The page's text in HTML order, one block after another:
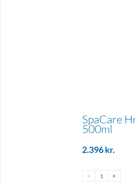
SpaCare
500ml
2.396kr.